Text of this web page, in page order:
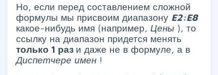
Но, если перед составлением сложной
формулы мы присвоим диапазону E2:E8
какое-нибудь имя (например, Цены ), то
ссылку на диапазон придется менять
только 1 раз и даже не в формуле, а в
Диспетчере имен !